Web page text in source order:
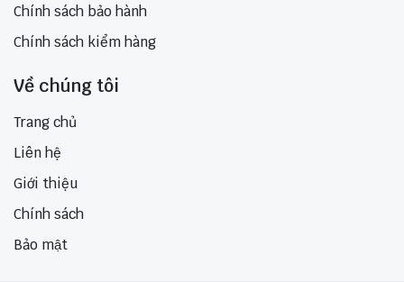
Chính sách bảo hành
Chính sách kiểm hàng
Về chúng tôi
Trang chủ
Liên hệ
Giới thiệu
Chính sách
Bảo mật